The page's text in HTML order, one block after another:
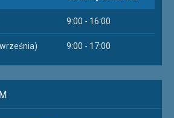
9:00 - 16:00
9:00 - 17:00